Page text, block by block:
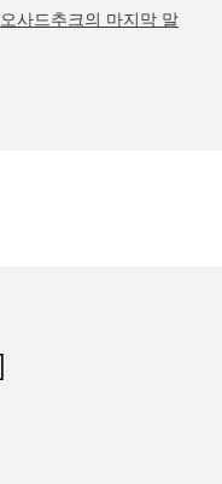
사드추크의 마지막 말